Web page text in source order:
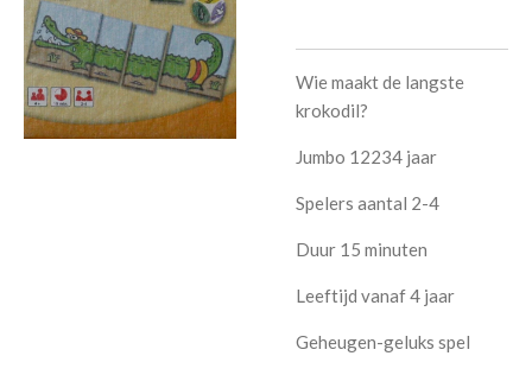
Wie maakt de langste
krokodil?
Jumbo 12234 jaar
Spelers aantal 2-4
Duur 15 minuten
Leeftijd vanaf 4 jaar
Geheugen-geluks spel